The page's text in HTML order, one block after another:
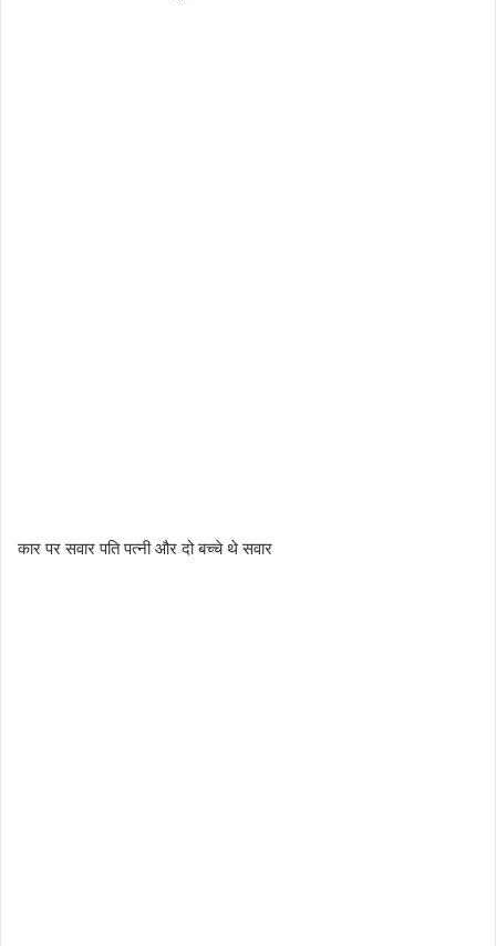
कार पर सवार पति पत्नी और दो बच्चे थे सवार